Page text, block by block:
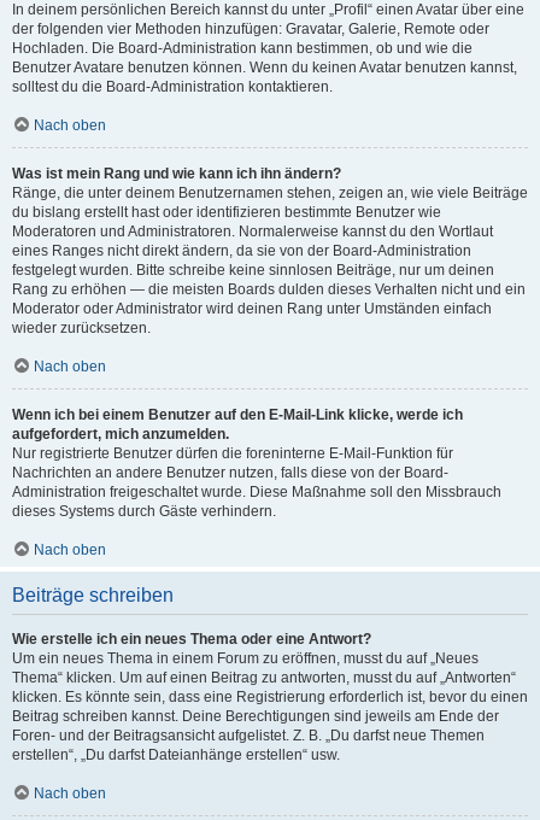
In deinem persönlichen Bereich kannst du unter „Profil“ einen Avatar über eine
der folgenden vier Methoden hinzufügen: Gravatar, Galerie, Remote oder
Hochladen. Die Board-Administration kann bestimmen, ob und wie die
Benutzer Avatare benutzen können. Wenn du keinen Avatar benutzen kannst,
solltest du die Board-Administration kontaktieren.
Nach oben
Was ist mein Rang und wie kann ich ihn ändern?
Ränge, die unter deinem Benutzernamen stehen, zeigen an, wie viele Beiträge
du bislang erstellt hast oder identifizieren bestimmte Benutzer wie
Moderatoren und Administratoren. Normalerweise kannst du den Wortlaut
eines Ranges nicht direkt ändern, da sie von der Board-Administration
festgelegt wurden. Bitte schreibe keine sinnlosen Beiträge, nur um deinen
Rang zu erhöhen — die meisten Boards dulden dieses Verhalten nicht und ein
Moderator oder Administrator wird deinen Rang unter Umständen einfach
wieder zurücksetzen.
Nach oben
Wenn ich bei einem Benutzer auf den E-Mail-Link klicke, werde ich
aufgefordert, mich anzumelden.
Nur registrierte Benutzer dürfen die foreninterne E-Mail-Funktion für
Nachrichten an andere Benutzer nutzen, falls diese von der Board-
Administration freigeschaltet wurde. Diese Maßnahme soll den Missbrauch
dieses Systems durch Gäste verhindern.
Nach oben
Beiträge schreiben
Wie erstelle ich ein neues Thema oder eine Antwort?
Um ein neues Thema in einem Forum zu eröffnen, musst du auf „Neues
Thema“ klicken. Um auf einen Beitrag zu antworten, musst du auf „Antworten“
klicken. Es könnte sein, dass eine Registrierung erforderlich ist, bevor du einen
Beitrag schreiben kannst. Deine Berechtigungen sind jeweils am Ende der
Foren- und der Beitragsansicht aufgelistet. Z. B. „Du darfst neue Themen
erstellen“, „Du darfst Dateianhänge erstellen“ usw.
Nach oben